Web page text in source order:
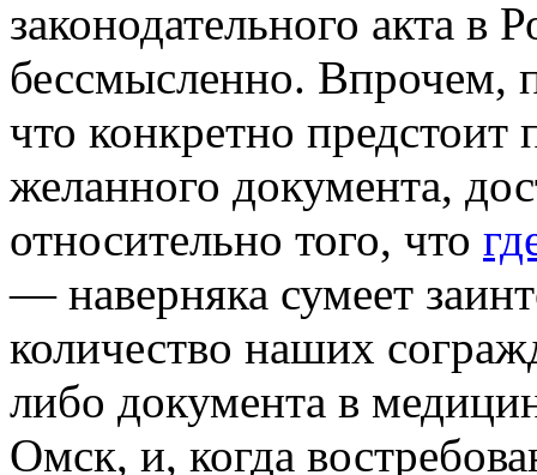
законодательного акта в
бессмысленно. Впрочем,
что конкретно
желанного документа,
относительно того, что
— наверняка сумеет
количество наших
либо документа в
Омск, и, когда